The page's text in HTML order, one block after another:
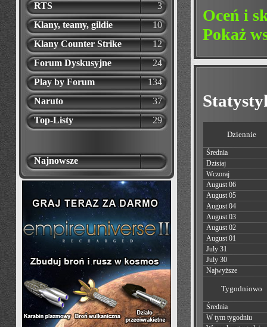
RTS
3
Klany, teamy, gildie
10
Klany Counter Strike
12
Forum Dyskusyjne
24
Play by Forum
134
Naruto
37
Top-Listy
29
Najnowsze
Oceń i
Pokaż
Dziennie
Średnia
Dzisiaj
Wczoraj
August 06
August 05
August 04
August 03
August 02
August 01
July 31
July 30
Najwyższe
Tygodniowo
Średnia
W tym tygodniu